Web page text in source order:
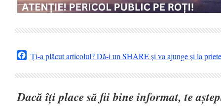
Facebook
Ți-a plăcut articolul? Dă-i un SHARE și va ajunge și la
Dacă îți place să fii bine informat, te